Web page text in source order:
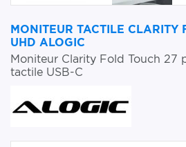
MONITEUR TACTILE CLARITY
UHD ALOGIC
Moniteur Clarity Fold Touch 27
tactile USB-C